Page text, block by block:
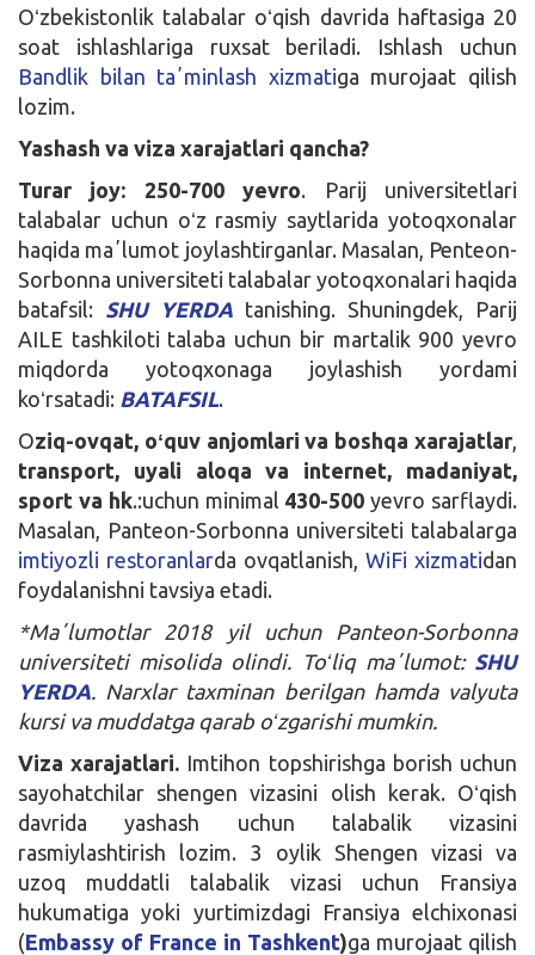
Oʻzbekistonlik talabalar oʻqish davrida haftasiga 20
soat ishlashlariga ruxsat beriladi. Ishlash uchun
Bandlik bilan taʼminlash xizmatiga murojaat qilish
lozim.
Yashash va viza xarajatlari qancha?
Turar joy: 250-700 yevro. Parij universitetlari
talabalar uchun oʻz rasmiy saytlarida yotoqxonalar
haqida maʼlumot joylashtirganlar. Masalan, Penteon-
Sorbonna universiteti talabalar yotoqxonalari haqida
batafsil: SHU YERDA tanishing. Shuningdek, Parij
AILE tashkiloti talaba uchun bir martalik 900 yevro
miqdorda yotoqxonaga joylashish yordami
koʻrsatadi: BATAFSIL.
Oziq-ovqat, oʻquv anjomlari va boshqa xarajatlar
transport, uyali aloqa va internet, madaniyat,
sport va hk.:uchun minimal 430-500yevro sarflaydi.
Masalan, Panteon-Sorbonna universiteti talabalarga
imtiyozli restoranlarda ovqatlanish, WiFi xizmatidan
foydalanishni tavsiya etadi.
*Maʼlumotlar 2018 yil uchun Panteon-Sorbonna
universiteti misolida olindi. Toʻliq maʼlumot: SHU
YERDA . Narxlar taxminan berilgan hamda valyuta
kursi va muddatga qarab oʻzgarishi mumkin.
Viza xarajatlari. Imtihon topshirishga borish uchun
sayohatchilar shengen vizasini olish kerak. Oʻqish
davrida yashash uchun talabalik vizasini
rasmiylashtirish lozim. 3 oylik Shengen vizasi va
uzoq muddatli talabalik vizasi uchun Fransiya
hukumatiga yoki yurtimizdagi Fransiya elchixonasi
(Embassy of France in Tashkent)ga murojaat qilish